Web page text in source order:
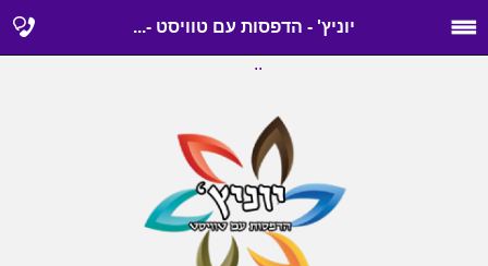
יוניץ' - הדפסות עם טוויסט -...
..